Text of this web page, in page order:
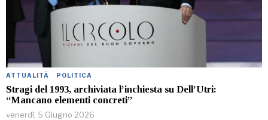
ATTUALITÀ · POLITICA
Stragi del 1993, archiviata l’inchiesta su Dell’Utri:
“Mancano elementi concreti”
venerdì, 5 Giugno 2026